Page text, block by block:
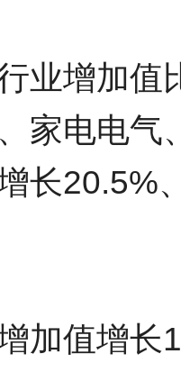
业增加值
家电电气
长20.5%
加值增长